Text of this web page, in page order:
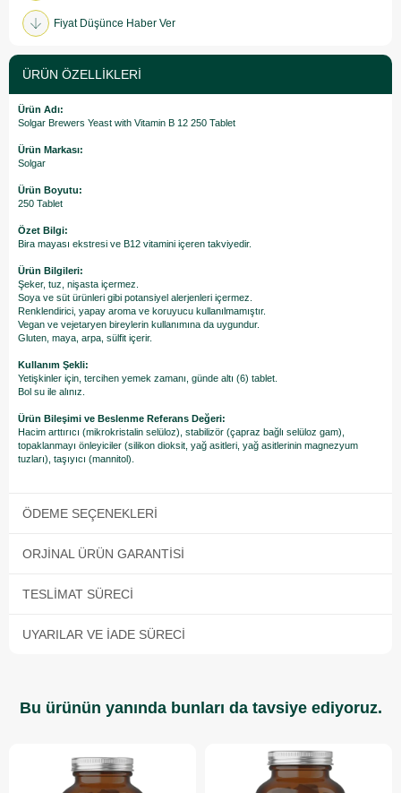
Fiyat Düşünce Haber Ver
ÜRÜN ÖZELLIKLERI
Ürün Adı:
Solgar Brewers Yeast with Vitamin B 12 250 Tablet
Ürün Markası:
Solgar
Ürün Boyutu:
250 Tablet
Özet Bilgi:
Bira mayası ekstresi ve B12 vitamini içeren takviyedir.
Ürün Bilgileri:
Şeker, tuz, nişasta içermez.
Soya ve süt ürünleri gibi potansiyel alerjenleri içermez.
Renklendirici, yapay aroma ve koruyucu kullanılmamıştır.
Vegan ve vejetaryen bireylerin kullanımına da uygundur.
Gluten, maya, arpa, sülfit içerir.
Kullanım Şekli:
Yetişkinler için, tercihen yemek zamanı, günde altı (6) tablet.
Bol su ile alınız.
Ürün Bileşimi ve Beslenme Referans Değeri:
Hacim arttırıcı (mikrokristalin selüloz), stabilizör (çapraz bağlı selüloz gam),
topaklanmayı önleyiciler (silikon dioksit, yağ asitleri, yağ asitlerinin magnezyum
tuzları), taşıyıcı (mannitol).
ÖDEME SEÇENEKLERI
ORJINAL ÜRÜN GARANTISI
TESLIMAT SÜRECI
UYARILAR VE İADE SÜRECI
Bu ürünün yanında bunları da tavsiye ediyoruz.